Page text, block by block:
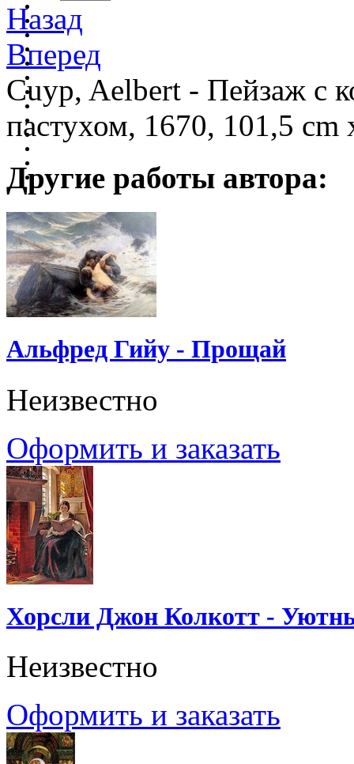
Назад
Вперед
Cuyp, Aelbert - Пейзаж с
пастухом, 1670, 101,5 cm
Другие работы автора:
Альфред Гийу - Прощай
Неизвестно
Оформить и заказать
Хорсли Джон Колкотт -
Неизвестно
Оформить и заказать